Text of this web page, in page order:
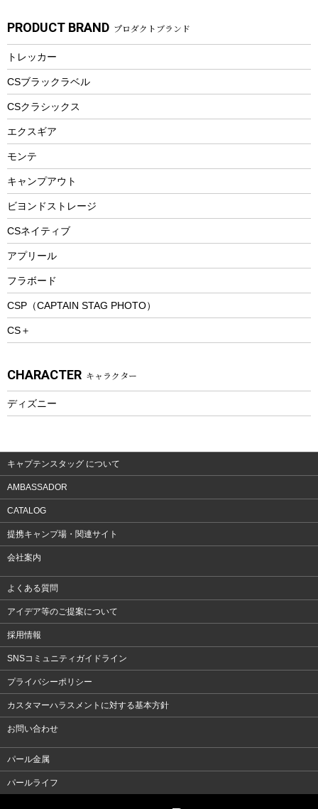
マグカップ、カップ
ステンレスボトル
フードボトル
トレー
ランチョンマット
ランチボックス
スプレー関係
ツール、他
ヘルメット
エアーポンプ
アクセサリー
自転車ウェア
パラソル
フローティングベスト
ヘルメット
エアーポンプ
ビーチテント
ウィンター
スノーシュー
防寒ウェア
トレッキング
トレッキングアクセサリー
プレイグッズ
ウェルネス
ウェア、タオル
ウェア
湯たんぽ
防災用品
PRODUCT BRAND プロダクトブランド
トレッカー
CSブラックラベル
CSクラシックス
エクスギア
モンテ
キャンプアウト
ビヨンドストレージ
CSネイティブ
アプリール
フラボード
CSP（CAPTAIN STAG PHOTO）
CS＋
CHARACTER キャラクター
ディズニー
キャプテンスタッグ について
AMBASSADOR
CATALOG
提携キャンプ場・関連サイト
会社案内
よくある質問
アイデア等のご提案について
採用情報
SNSコミュニティガイドライン
プライバシーポリシー
カスタマーハラスメントに対する基本方針
お問い合わせ
パール金属
パールライフ